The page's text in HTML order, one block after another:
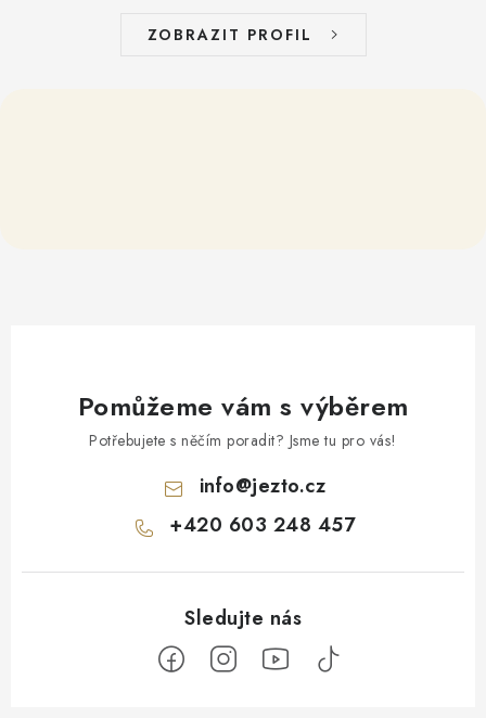
ZOBRAZIT PROFIL
Pomůžeme vám s výběrem
Potřebujete s něčím poradit? Jsme tu pro vás!
info@jezto.cz
+420 603 248 457